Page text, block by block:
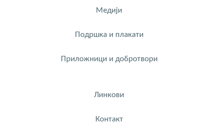
Медији
Подршка и плакати
Приложници и добротвори
Линкови
Контакт